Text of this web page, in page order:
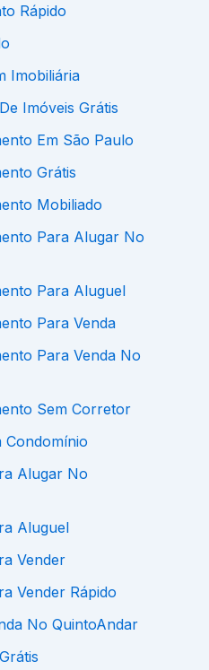
Rápido
Imobiliária
Imóveis Grátis
Em São Paulo
Grátis
Mobiliado
Para Alugar No
Para Aluguel
Para Venda
Para Venda No
Sem Corretor
Condomínio
Alugar No
Aluguel
Vender
Vender Rápido
No QuintoAndar